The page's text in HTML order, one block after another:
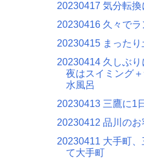
20230417 気分転
20230416 久々で
20230415 まったり
20230414 久しぶ
夜はスイミング
水風呂
20230413 三鷹に1
20230412 品川のお
20230411 大手町
て大手町